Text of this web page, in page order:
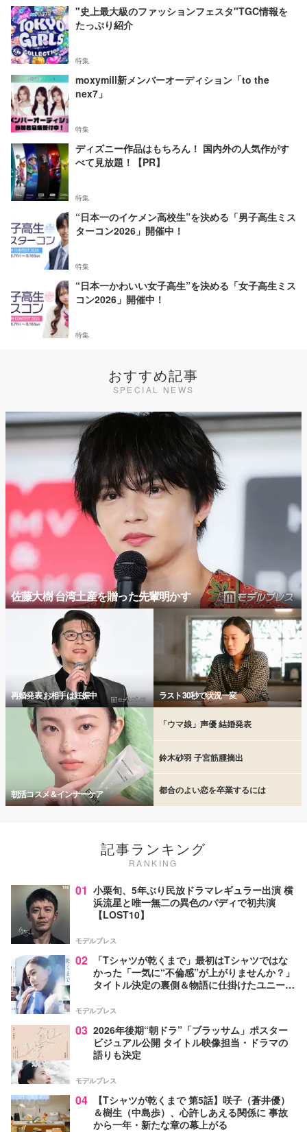
"史上最大級のファッションフェスタ"TGC情報を
たっぷり紹介
特集
moxymill新メンバーオーディション「to the
nex7」
特集
ディズニー作品はもちろん！ 国内外の人気作がす
べて見放題！【PR】
特集
“日本一のイケメン高校生”を決める「男子高生ミス
ターコン2026」開催中！
特集
“日本一かわいい女子高生”を決める「女子高生ミス
コン2026」開催中！
特集
おすすめ記事
SPECIAL NEWS
佐藤大樹 台湾土産を贈った先輩明かす
再婚発表 お相手は妊娠中 ラスト30秒で状況一変
朝活コスメ＆インナーケア
「ウマ娘」声優 結婚発表
鈴木砂羽 子宮筋腫摘出
都合のよい恋を卒業するには
記事ランキング
RANKING
01 小栗旬、5年ぶり民放ドラマレギュラー出演 横
浜流星と唯一無二の異色のバディで初共演
【LOST10】
モデルプレス
02
「Tシャツが乾くまで」最初はTシャツではな
かった「一気に“不倫感”が上がりませんか？」
タイトル決定の裏側＆物語に仕掛けたユニーク
モデルプレス
03 2026年後期“朝ドラ”「ブラッサム」ポスター
ビジュアル公開 タイトル映像担当・ドラマの
語りも決定
モデルプレス
04
【Tシャツが乾くまで 第5話】咲子（蒼井優）
＆樹生（中島歩）、心許しあえる関係に 事故
から一年・新たな章の幕上がる